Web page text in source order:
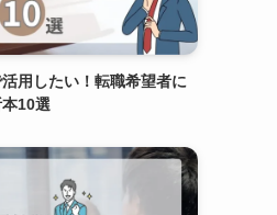
用したい！転職希望者に
10選